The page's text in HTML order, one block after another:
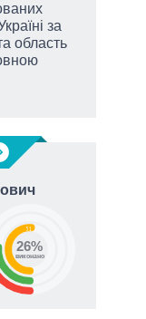
за
область
51
26%
виконано